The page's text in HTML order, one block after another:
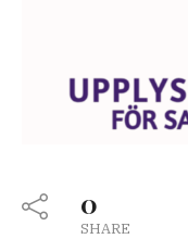
0
SHARE